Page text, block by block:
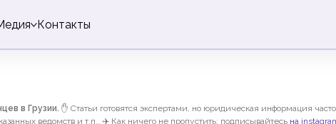
Контакты
в Грузии. ✋ Статьи готовятся экспертами, но юридическая информация
ведомств и т.п.. ✈️ Как ничего не пропустить: подписывайтесь на